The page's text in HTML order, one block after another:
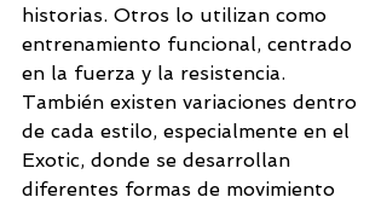
historias. Otros lo utilizan como
entrenamiento funcional, centrado
en la fuerza y la resistencia.
También existen variaciones dentro
de cada estilo, especialmente en el
Exotic, donde se desarrollan
diferentes formas de movimiento